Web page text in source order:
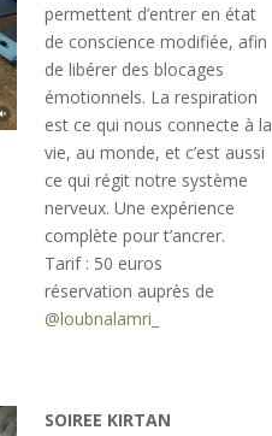
permettent d’entrer en état
de conscience modifiée, afin
de libérer des blocages
émotionnels. La respiration
est ce qui nous connecte à la
vie, au monde, et c’est aussi
ce qui régit notre système
nerveux. Une expérience
complète pour t’ancrer.
Tarif : 50 euros
réservation auprès de
@loubnalamri_
SOIREE KIRTAN